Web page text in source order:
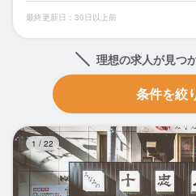
最終更新日：30日以上前
理想の求人が見つ
条件を絞
1 / 22